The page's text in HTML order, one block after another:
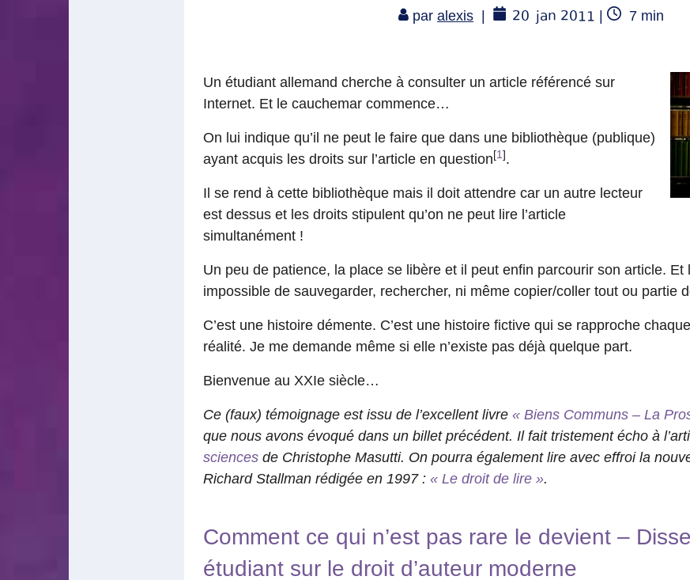
paralexis 20 jan 2011
Temps
7min
Un étudiant allemand cherche à consulter un article référencé sur
Internet. Et le cauchemar commence…
On lui indique qu’il ne peut le faire que dans une bibliothèque (publique)
ayant acquis les droits sur l’article en question [1] .
Il se rend à cette bibliothèque mais il doit attendre car un autre lecteur
est dessus et les droits stipulent qu’on ne peut lire l’article
simultanément !
Un peu de patience, la place se libère et il peut enfin parcourir son article. Et
impossible de sauvegarder, rechercher, ni même copier/coller tout ou partie
C’est une histoire démente. C’est une histoire fictive qui se rapproche
réalité. Je me demande même si elle n’existe pas déjà quelque part.
Bienvenue au XXIe siècle…
Ce (faux) témoignage est issu de l’excellent livre « Biens Communs – La
que nous avons évoqué dans un billet précédent. Il fait tristement écho à
sciencesde Christophe Masutti. On pourra également lire avec effroi la
Richard Stallman rédigée en 1997 : « Le droit de lire ».
Comment ce qui n’est pas rare le devient –
étudiant sur le droit d’auteur moderne